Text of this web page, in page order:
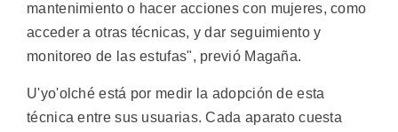
mantenimiento o hacer acciones con mujeres, como
acceder a otras técnicas, y dar seguimiento y
monitoreo de las estufas", previó Magaña.
U'yo'olché está por medir la adopción de esta
técnica entre sus usuarias. Cada aparato cuesta